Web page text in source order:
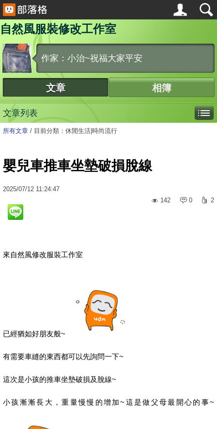
自然風服裝修改工作室
作家：小治~祝福大家平安
文章 相簿
文章列表
所有文章 / 目前分類：休閒生活|時尚流行
嬰兒車推車坐墊破損脫線
2025/07/12 11:24:47
142
0 2
來自然風修改服裝工作室
已經猶如好朋友般~
有需要車縫的東西都可以先詢問一下~
這次是小孩的推車坐墊破損及脫線~
小孩漸漸長大，重量慢慢的增加~這是做父母最開心的事~